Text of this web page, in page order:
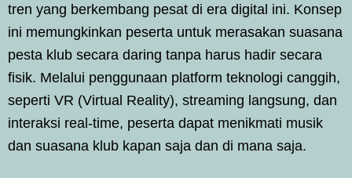
tren yang berkembang pesat di era digital ini. Konsep
ini memungkinkan peserta untuk merasakan suasana
pesta klub secara daring tanpa harus hadir secara
fisik. Melalui penggunaan platform teknologi canggih,
seperti VR (Virtual Reality), streaming langsung, dan
interaksi real-time, peserta dapat menikmati musik
dan suasana klub kapan saja dan di mana saja.